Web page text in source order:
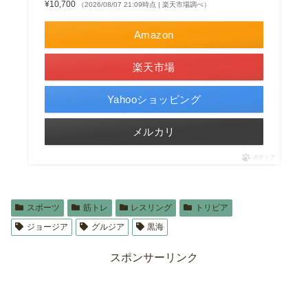
¥10,700 （2026/08/07 21:09時点 | 楽天市場調べ）
Amazon
楽天市場
Yahooショッピング
メルカリ
ポチップ
スポーツ 筋トレ レスリング
トリビア
ジョージア
グルジア 黒海
スポンサーリンク